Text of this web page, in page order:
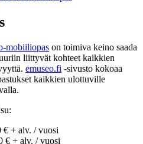
mobiiliopas on toimiva keino saada
liittyvät kohteet kaikkien
emuseo.fi -sivusto kokoaa
kaikkien ulottuville
€ + alv. / vuosi
€ + alv. / vuosi